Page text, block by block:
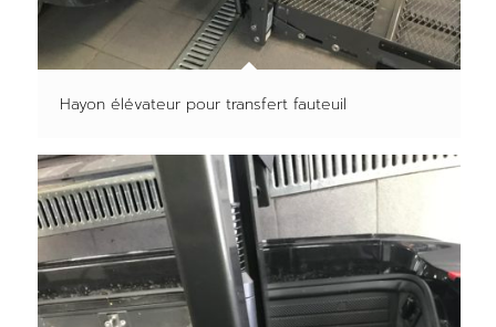
Hayon élévateur pour transfert fauteuil